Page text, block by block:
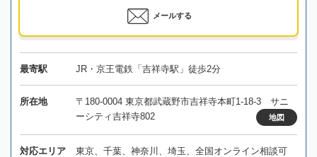
メールする
最寄駅 JR・京王電鉄「吉祥寺駅」徒歩2分
所在地
〒180-0004 東京都武蔵野市吉祥寺本町1-18-3 サニ
ーシティ吉祥寺802
地図
対応エリア 東京、千葉、神奈川、埼玉、全国オンライン相談可